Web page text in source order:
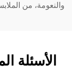
والنعومة، من
الأسئلة